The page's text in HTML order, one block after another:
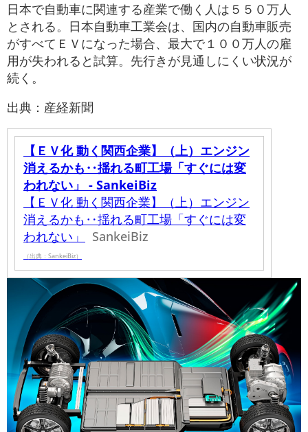
日本で自動車に関連する産業で働く人は５５０万人
とされる。日本自動車工業会は、国内の自動車販売
がすべてＥＶになった場合、最大で１００万人の雇
用が失われると試算。先行きが見通しにくい状況が
続く。
出典：産経新聞
【ＥＶ化 動く関西企業】（上）エンジン
消えるかも‥揺れる町工場「すぐには変
われない」 - SankeiBiz
【ＥＶ化 動く関西企業】（上）エンジン
消えるかも‥揺れる町工場「すぐには変
われない」
SankeiBiz
（出典：SankeiBiz）